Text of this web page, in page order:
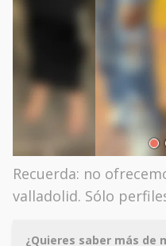
Recuerda: no
valladolid. Sólo
¿Quieres saber más de